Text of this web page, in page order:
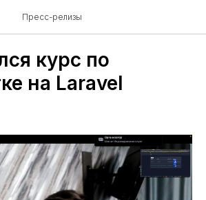
Пресс-релизы
курс по
на Laravel